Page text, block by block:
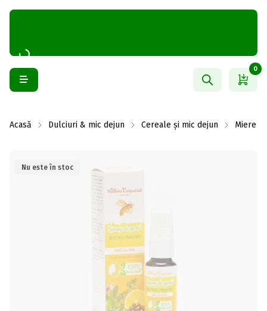
0
Acasă Dulciuri & mic dejun Cereale și mic dejun Miere
Nu este în stoc